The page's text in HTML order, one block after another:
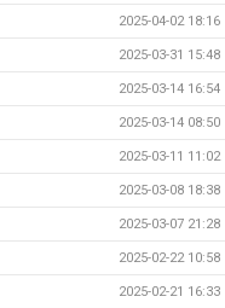
2025-04-02 18:16
2025-03-31 15:48
2025-03-14 16:54
2025-03-14 08:50
2025-03-11 11:02
2025-03-08 18:38
2025-03-07 21:28
2025-02-22 10:58
2025-02-21 16:33